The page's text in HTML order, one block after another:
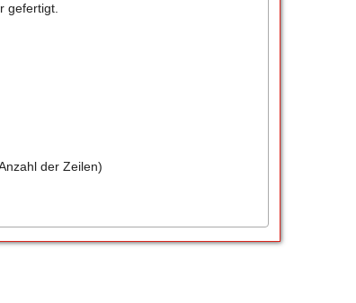
gefertigt.
der Zeilen)